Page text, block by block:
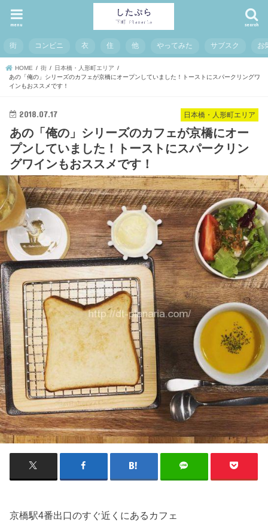
search
menu
街 コンビニ 衣 住 他 やってみた サブスク お
HOME 街
日本橋・人形町エリア
あの「俺の」シリーズのカフェが京橋にオープンしていました！トーストにスパークリングワ
インもおススメです！
日本橋・人形町エリア
2018.07.17
あの「俺の」シリーズのカフェが京橋にオー
プンしていました！トーストにスパークリン
グワインもおススメです！
京橋駅4番出口のすぐ近くにあるカフェ